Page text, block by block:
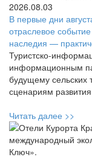
2026.08.03
В первые дни
отраслевое
наследия —
Туристско-
информационным
будущему сельских
сценариям
Читать далее >>